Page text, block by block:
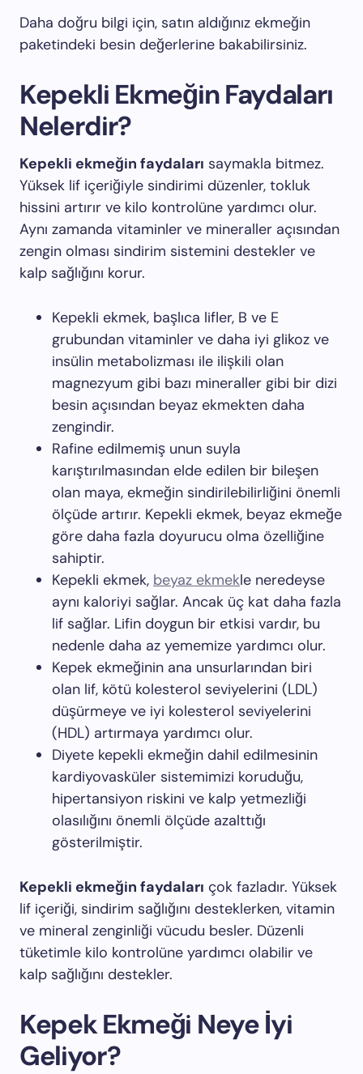
Daha doğru bilgi için, satın aldığınız ekmeğin
paketindeki besin değerlerine bakabilirsiniz.
Kepekli Ekmeğin Faydaları
Nelerdir?
Kepekli ekmeğin faydaları saymakla bitmez.
Yüksek lif içeriğiyle sindirimi düzenler, tokluk
hissini artırır ve kilo kontrolüne yardımcı olur.
Aynı zamanda vitaminler ve mineraller açısından
zengin olması sindirim sistemini destekler ve
kalp sağlığını korur.
Kepekli ekmek, başlıca lifler, B ve E
grubundan vitaminler ve daha iyi glikoz ve
insülin metabolizması ile ilişkili olan
magnezyum gibi bazı mineraller gibi bir dizi
besin açısından beyaz ekmekten daha
zengindir.
Rafine edilmemiş unun suyla
karıştırılmasından elde edilen bir bileşen
olan maya, ekmeğin sindirilebilirliğini önemli
ölçüde artırır. Kepekli ekmek, beyaz ekmeğe
göre daha fazla doyurucu olma özelliğine
sahiptir.
Kepekli ekmek, beyaz ekmekle neredeyse
aynı kaloriyi sağlar. Ancak üç kat daha fazla
lif sağlar. Lifin doygun bir etkisi vardır, bu
nedenle daha az yememize yardımcı olur.
Kepek ekmeğinin ana unsurlarından biri
olan lif, kötü kolesterol seviyelerini (LDL)
düşürmeye ve iyi kolesterol seviyelerini
(HDL) artırmaya yardımcı olur.
Diyete kepekli ekmeğin dahil edilmesinin
kardiyovasküler sistemimizi koruduğu,
hipertansiyon riskini ve kalp yetmezliği
olasılığını önemli ölçüde azalttığı
gösterilmiştir.
Kepekli ekmeğin faydaları çok fazladır. Yüksek
lif içeriği, sindirim sağlığını desteklerken, vitamin
ve mineral zenginliği vücudu besler. Düzenli
tüketimle kilo kontrolüne yardımcı olabilir ve
kalp sağlığını destekler.
Kepek Ekmeği Neye İyi
Geliyor?